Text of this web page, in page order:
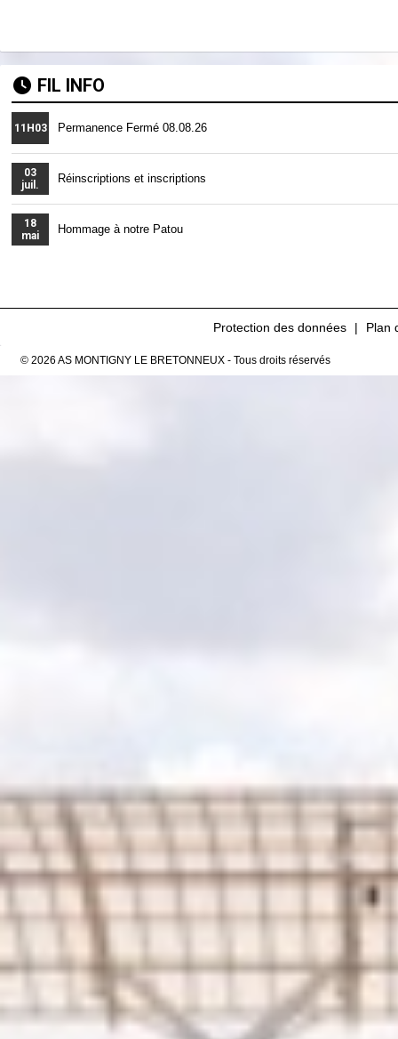
FIL INFO
11H03 Permanence Fermé 08.08.26
03
juil.
Réinscriptions et inscriptions
18
mai
Hommage à notre Patou
Protection des données Plan
© 2026 AS MONTIGNY LE BRETONNEUX - Tous droits réservés